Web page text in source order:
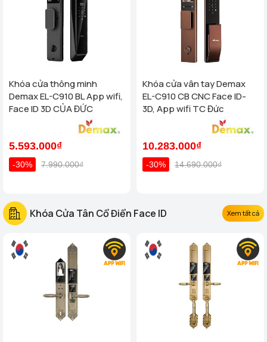
Khóa cửa thông minh
Demax EL-C910 BL App wifi,
Face ID 3D CỦA ĐỨC
5.593.000₫
-30% 7.990.000₫
Khóa cửa vân tay Demax
EL-C910 CB CNC Face ID-
3D, App wifi TC Đức
10.283.000₫
-30% 14.690.000₫
Khóa Cửa Tân Cổ Điển Face ID Xem tất cả